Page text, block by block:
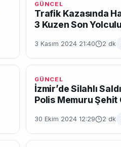
GÜNCEL
Trafik Kazasında
3 Kuzen Son
3 Kasım 2024 21:40 2 dk
GÜNCEL
İzmir’de Silahlı
Polis Memuru Şehit
30 Ekim 2024 12:29 2 dk